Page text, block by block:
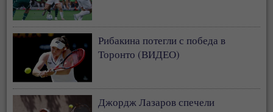
Рибакина потегли с победа в
Торонто (ВИДЕО)
Джордж Лазаров спечели